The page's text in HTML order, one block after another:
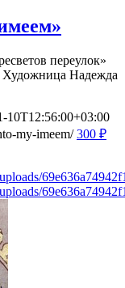
переулок»
Художница Надежда
10T12:56:00+03:00
my-imeem/ 300 ₽